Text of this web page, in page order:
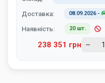
Доставка: 08.09.2026-
Наявність: 20 шт.
238 351 грн